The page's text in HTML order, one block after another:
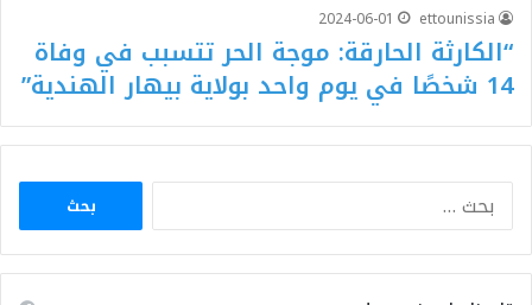
ettounissia
2024-06-01
“الكارثة الحارقة: موجة الحر تتسبب في وفاة
14 شخصًا في يوم واحد بولاية بيهار الهندية”
البحث